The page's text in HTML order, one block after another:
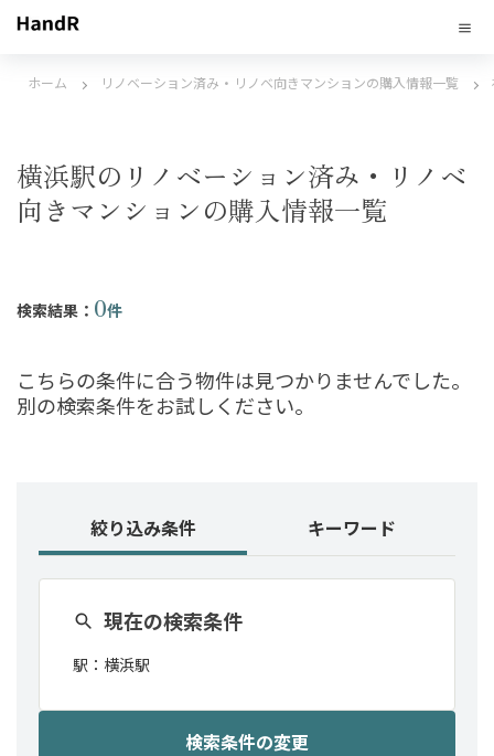
ホーム リノベーション済み・リノベ向きマンションの購入情報一覧
横浜駅のリノベーション済み・リノベ
向きマンションの購入情報一覧
検索結果： 0件
こちらの条件に合う物件は見つかりませんでした。
別の検索条件をお試しください。
絞り込み条件 キーワード
現在の検索条件
駅： 横浜駅
検索条件の変更